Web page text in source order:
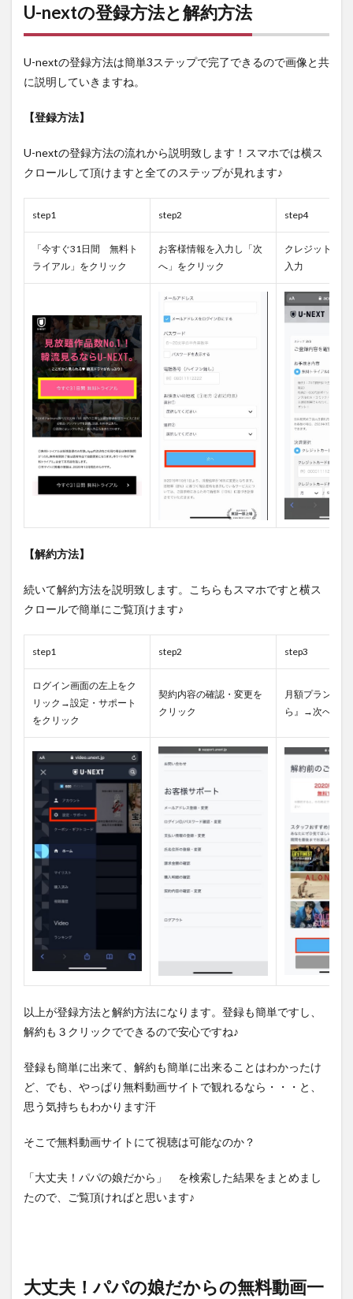
U-nextの登録方法と解約方法
U-nextの登録方法は簡単3ステップで完了できるので画像と共
に説明していきますね。
【登録方法】
U-nextの登録方法の流れから説明致します！スマホでは横ス
クロールして頂けますと全てのステップが見れます♪
step1 step2 step4
「今すぐ31日間 無料ト
ライアル」をクリック
お客様情報を入力し「次
へ」をクリック
クレジットカ
入力
【解約方法】
続いて解約方法を説明致します。こちらもスマホですと横ス
クロールで簡単にご覧頂けます♪
step1 step2 step3
ログイン画面の左上をク
リック→設定・サポート
をクリック
契約内容の確認・変更を
クリック
月額プラン『
ら』→次へをク
以上が登録方法と解約方法になります。登録も簡単ですし、
解約も３クリックでできるので安心ですね♪
登録も簡単に出来て、解約も簡単に出来ることはわかったけ
ど、でも、やっぱり無料動画サイトで観れるなら・・・と、
思う気持ちもわかります汗
そこで無料動画サイトにて視聴は可能なのか？
「大丈夫！パパの娘だから」 を検索した結果をまとめまし
たので、ご覧頂ければと思います♪
大丈夫！パパの娘だからの無料動画一